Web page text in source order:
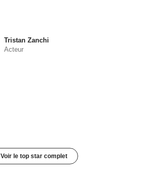
Tristan Zanchi
Acteur
Voir le top star complet